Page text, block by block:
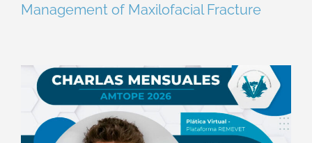
Management of Maxilofacial Fracture